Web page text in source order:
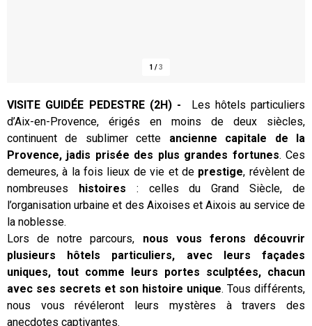
1 /3
Présentation
VISITE GUIDÉE PEDESTRE (2H) -
Les hôtels particuliers
d’Aix-en-Provence, érigés en moins de deux siècles,
continuent de sublimer cette ancienne capitale de la
Provence, jadis prisée des plus grandes fortunes. Ces
demeures, à la fois lieux de vie et de prestige, révèlent de
nombreuses histoires : celles du Grand Siècle, de
l’organisation urbaine et des Aixoises et Aixois au service de
la noblesse.
Lors de notre parcours, nous vous ferons découvrir
plusieurs hôtels particuliers, avec leurs façades
uniques, tout comme leurs portes sculptées, chacun
avec ses secrets et son histoire unique. Tous différents,
nous vous révéleront leurs mystères à travers des
anecdotes captivantes.